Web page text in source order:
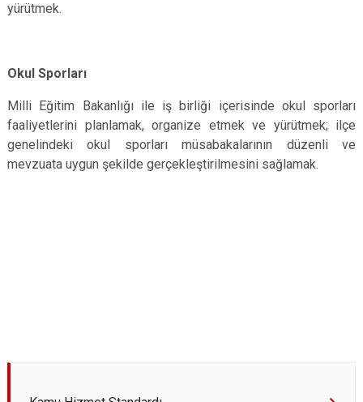
yürütmek.
Okul Sporları
Milli Eğitim Bakanlığı ile iş birliği içerisinde okul sporları
faaliyetlerini planlamak, organize etmek ve yürütmek; ilçe
genelindeki okul sporları müsabakalarının düzenli ve
mevzuata uygun şekilde gerçekleştirilmesini sağlamak.